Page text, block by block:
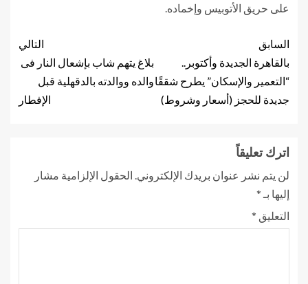
على حريق الأتوبيس وإخماده.
السابق
بالقاهرة الجديدة وأكتوبر..
“التعمير والإسكان” يطرح شققًا
جديدة للحجز (أسعار وشروط)
التالي
بلاغ يتهم شاب بإشعال النار فى
والده ووالدته بالدقهلية قبل
الإفطار
اترك تعليقاً
لن يتم نشر عنوان بريدك الإلكتروني. الحقول الإلزامية مشار
إليها بـ *
التعليق *